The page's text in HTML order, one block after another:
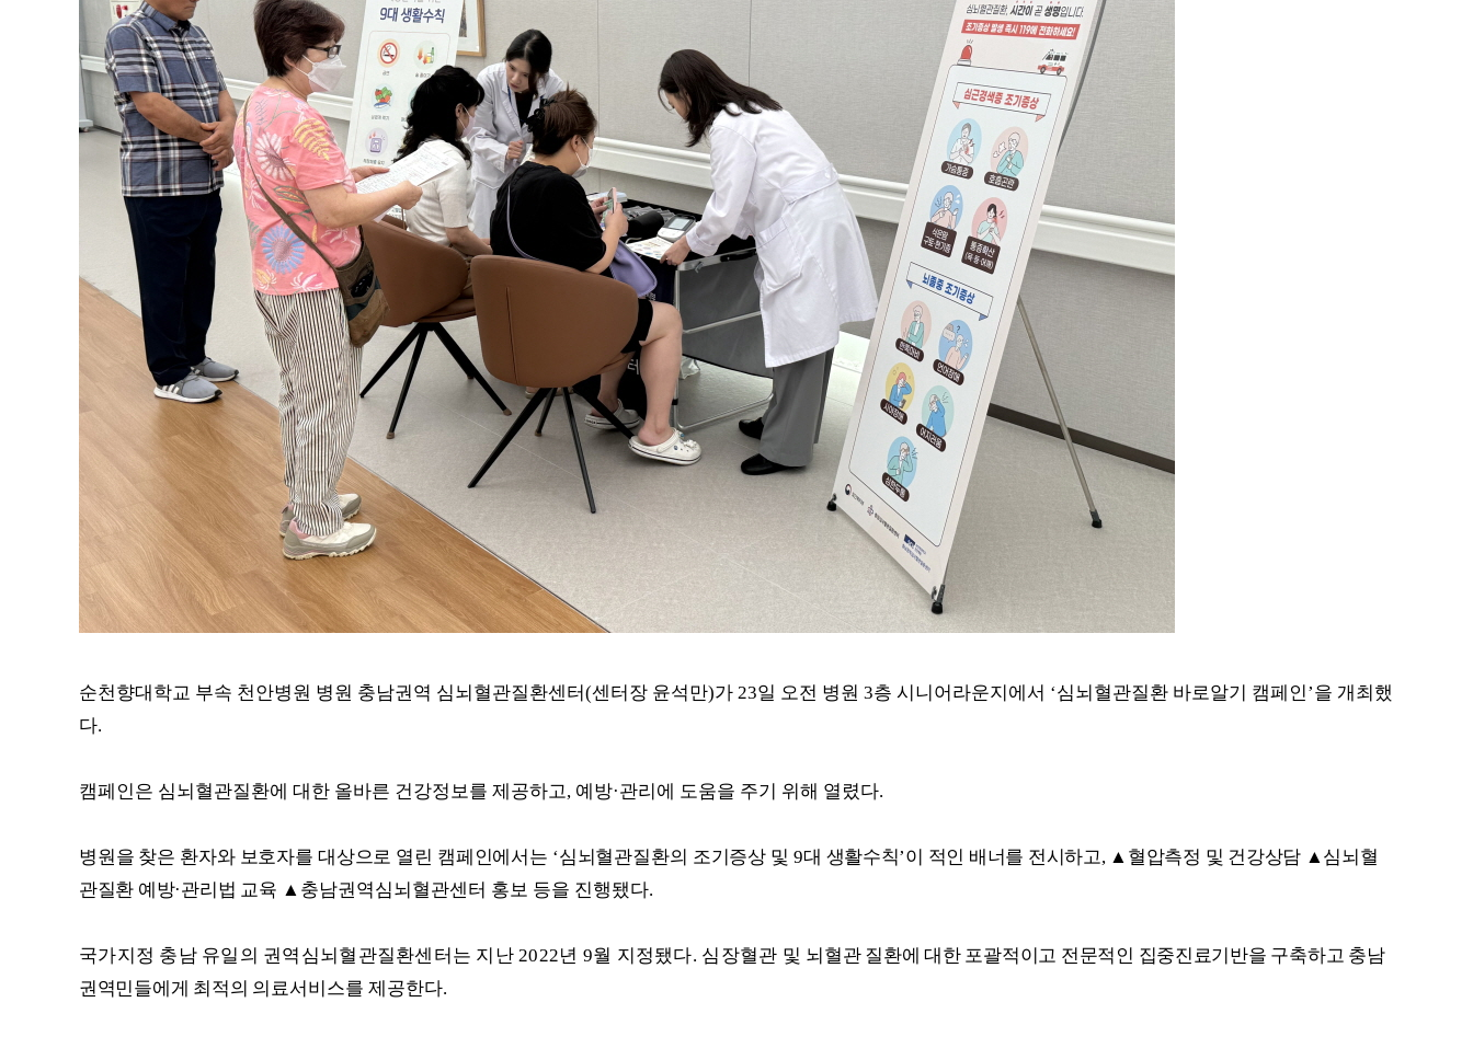
순천향대학교 부속 천안병원 병원 충남권역 심뇌혈관질환센터(센터장 윤석만)가 23일 오전 병원 3층 시니어라운지에서 ‘심뇌혈관질환 바로알기 캠페인’을 개최했
다.
캠페인은 심뇌혈관질환에 대한 올바른 건강정보를 제공하고, 예방·관리에 도움을 주기 위해 열렸다.
병원을 찾은 환자와 보호자를 대상으로 열린 캠페인에서는 ‘심뇌혈관질환의 조기증상 및 9대 생활수칙’이 적인 배너를 전시하고, ▲ 혈압측정 및 건강상담 ▲심뇌혈
관질환 예방·관리법 교육 ▲ 충남권역심뇌혈관센터 홍보 등을 진행됐다.
국가지정 충남 유일의 권역심뇌혈관질환센터는 지난2022년 9월 지정됐다. 심장혈관 및 뇌 혈관 질환에 대한 포괄적이고 전문적인 집중진료기반을 구축하고 충남
권역민들에게 최적의 의료서비스를 제공한다.